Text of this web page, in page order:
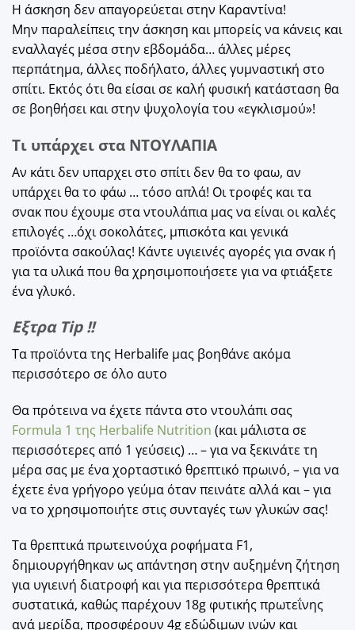
Η άσκηση δεν απαγορεύεται στην Καραντίνα!
Μην παραλείπεις την άσκηση και μπορείς να κάνεις και
εναλλαγές μέσα στην εβδομάδα… άλλες μέρες
περπάτημα, άλλες ποδήλατο, άλλες γυμναστική στο
σπίτι. Εκτός ότι θα είσαι σε καλή φυσική κατάσταση θα
σε βοηθήσει και στην ψυχολογία του «εγκλισμού»!
Τι υπάρχει στα ΝΤΟΥΛΑΠΙΑ
Αν κάτι δεν υπαρχει στο σπίτι δεν θα το φαω, αν
υπάρχει θα το φάω … τόσο απλά! Οι τροφές και τα
σνακ που έχουμε στα ντουλάπια μας να είναι οι καλές
επιλογές …όχι σοκολάτες, μπισκότα και γενικά
προϊόντα σακούλας! Κάντε υγιεινές αγορές για σνακ ή
για τα υλικά που θα χρησιμοποιήσετε για να φτιάξετε
ένα γλυκό.
Εξτρα Tip !!
Τα προϊόντα της Herbalife μας βοηθάνε ακόμα
περισσότερο σε όλο αυτο
Θα πρότεινα να έχετε πάντα στο ντουλάπι σας
Formula 1 της Herbalife Nutrition (και μάλιστα σε
περισσότερες από 1 γεύσεις) … – για να ξεκινάτε τη
μέρα σας με ένα χορταστικό θρεπτικό πρωινό, – για να
έχετε ένα γρήγορο γεύμα όταν πεινάτε αλλά και – για
να το χρησιμοποιήτε στις συνταγές των γλυκών σας!
Τα θρεπτικά πρωτεινούχα ροφήματα F1,
δημιουργήθηκαν ως απάντηση στην αυξημένη ζήτηση
για υγιεινή διατροφή και για περισσότερα θρεπτικά
συστατικά, καθώς παρέχουν 18g φυτικής πρωτεΐνης
ανά μερίδα, προσφέρουν 4g εδώδιμων ινών και